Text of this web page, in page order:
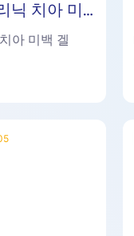
닉 치아 미
아 미백 겔